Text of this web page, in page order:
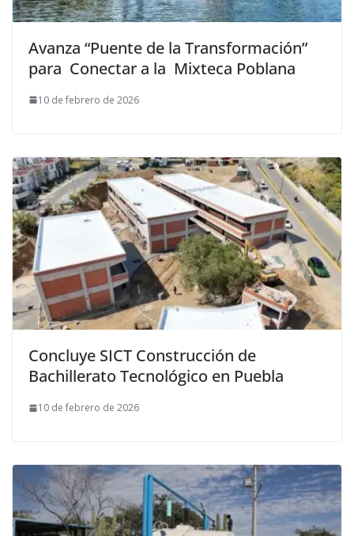
Avanza “Puente de la Transformación”
para Conectar a la Mixteca Poblana
10 de febrero de 2026
Concluye SICT Construcción de
Bachillerato Tecnológico en Puebla
10 de febrero de 2026